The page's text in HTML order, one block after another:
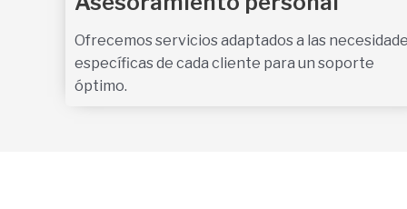
Ofrecemos servicios adaptados a las
específicas de cada cliente para un soporte
óptimo.